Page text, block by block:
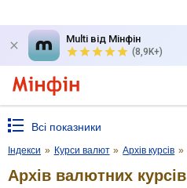
Multi від Мінфін
(8,9K+)
Всі показники
Індекси » Курси валют » Архів курсів »
Архів валютних курсів